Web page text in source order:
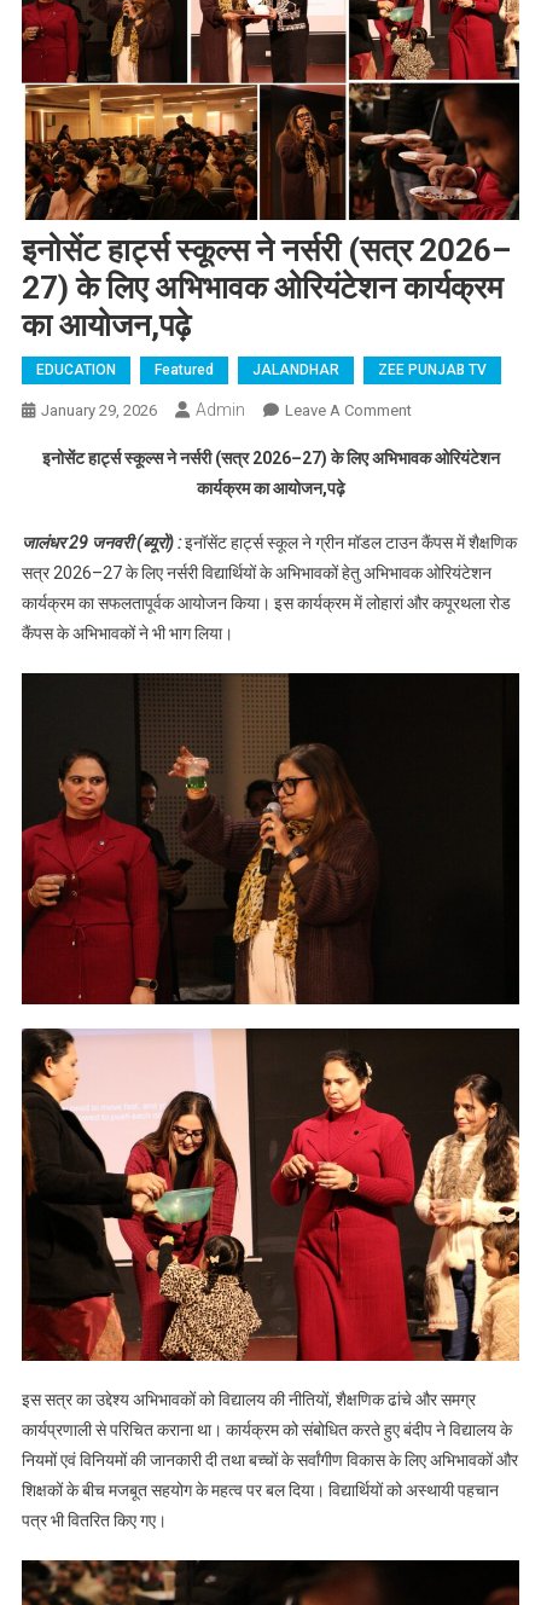
इनोसेंट हार्ट्स स्कूल्स ने नर्सरी (सत्र 2026–
27) के लिए अभिभावक ओरियंटेशन कार्यक्रम
का आयोजन,पढ़े
EDUCATION Featured JALANDHAR ZEE PUNJAB TV
January 29, 2026 Admin Leave A CommentOn इनोसेंट हार्ट्स
(सत्र 2026–27)
कार्यक्रम का
आयोजन,पढ़े
इनोसेंट हार्ट्स स्कूल्स ने नर्सरी (सत्र 2026–27) के लिए अभिभावक ओरियंटेशन
कार्यक्रम का आयोजन,पढ़े
जालंधर 29 जनवरी (ब्यूरो) :इनॉसेंट हार्ट्स स्कूल ने ग्रीन मॉडल टाउन कैंपस में शैक्षणिक
सत्र 2026–27 के लिए नर्सरी विद्यार्थियों के अभिभावकों हेतु अभिभावक ओरियंटेशन
कार्यक्रम का सफलतापूर्वक आयोजन किया। इस कार्यक्रम में लोहारां और कपूरथला रोड
कैंपस के अभिभावकों ने भी भाग लिया।
इस सत्र का उद्देश्य अभिभावकों को विद्यालय की नीतियों, शैक्षणिक ढांचे और समग्र
कार्यप्रणाली से परिचित कराना था। कार्यक्रम को संबोधित करते हुए बंदीप ने विद्यालय के
नियमों एवं विनियमों की जानकारी दी तथा बच्चों के सर्वांगीण विकास के लिए अभिभावकों और
शिक्षकों के बीच मजबूत सहयोग के महत्व पर बल दिया। विद्यार्थियों को अस्थायी पहचान
पत्र भी वितरित किए गए।